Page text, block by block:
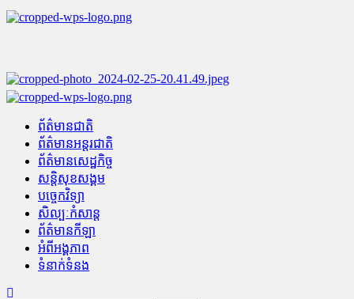
Skip
to
Primary
ព័ត៌មានជាតិ
ព័ត៌មានអន្តរជាតិ
ព័ត៌មានសេដ្ឋកិច្ច
សន្តិសុខសង្គម
បច្ចេកវិទ្យា
សិល្បៈកំសាន្ត
ព័ត៌មានកីឡា
អំពីអង្គភាព
ទំនាក់ទំនង